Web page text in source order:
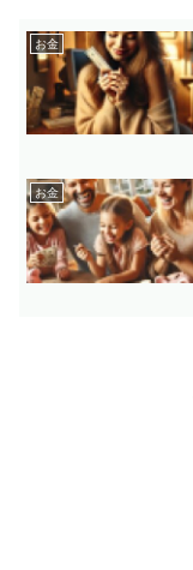
お金
お金